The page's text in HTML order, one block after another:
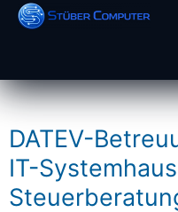
DATEV-
IT-